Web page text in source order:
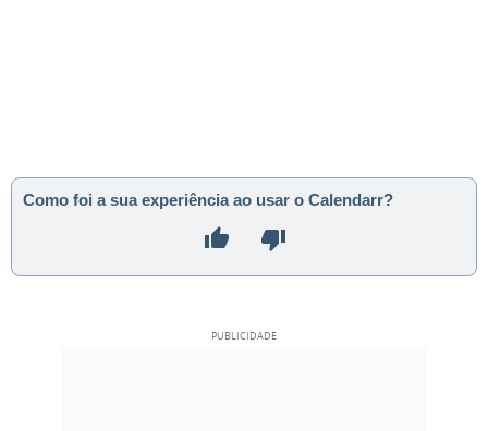
Como foi a sua experiência ao usar o Calendarr?